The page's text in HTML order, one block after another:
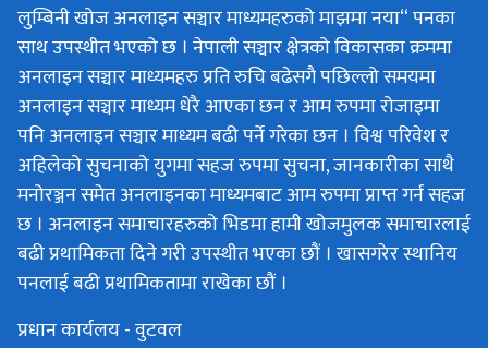
लुम्बिनी खोज अनलाइन सञ्चार माध्यमहरुको माझमा नया“ पनका
साथ उपस्थीत भएको छ । नेपाली सञ्चार क्षेत्रको विकासका क्रममा
अनलाइन सञ्चार माध्यमहरु प्रति रुचि बढेसगै पछिल्लो समयमा
अनलाइन सञ्चार माध्यम धेरै आएका छन र आम रुपमा रोजाइमा
पनि अनलाइन सञ्चार माध्यम बढी पर्ने गरेका छन । विश्व परिवेश र
अहिलेको सुचनाको युगमा सहज रुपमा सुचना, जानकारीका साथै
मनोरञ्जन समेत अनलाइनका माध्यमबाट आम रुपमा प्राप्त गर्न सहज
छ । अनलाइन समाचारहरुको भिडमा हामी खोजमुलक समाचारलाई
बढी प्रथामिकता दिने गरी उपस्थीत भएका छौं । खासगरेर स्थानिय
पनलाई बढी प्रथामिकतामा राखेका छौं ।
प्रधान कार्यलय - वुटवल